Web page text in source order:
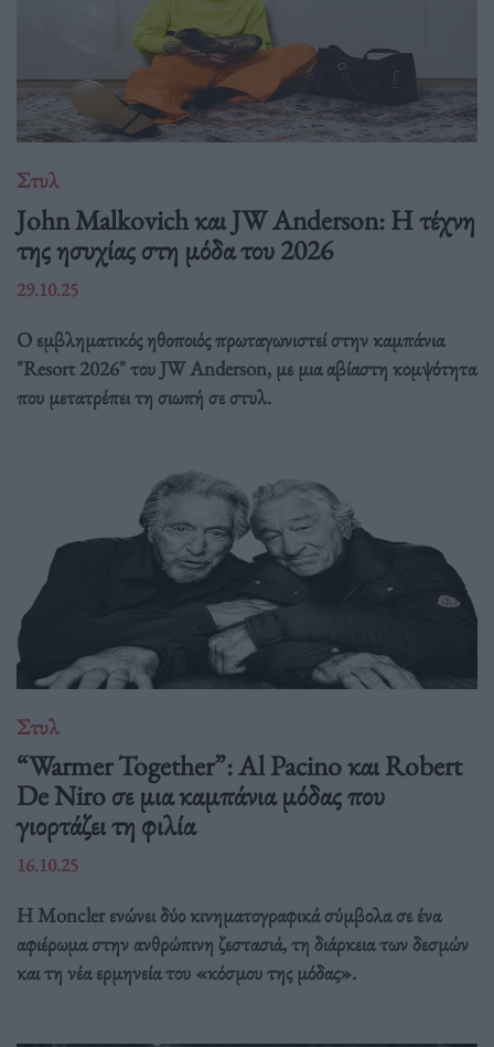
Στυλ
John Malkovich και JW Anderson: Η τέχνη
της ησυχίας στη μόδα του 2026
29.10.25
Ο εμβληματικός ηθοποιός πρωταγωνιστεί στην καμπάνια
"Resort 2026" του JW Anderson, με μια αβίαστη κομψότητα
που μετατρέπει τη σιωπή σε στυλ.
Στυλ
“Warmer Together”: Al Pacino και Robert
De Niro σε μια καμπάνια μόδας που
γιορτάζει τη φιλία
16.10.25
Η Moncler ενώνει δύο κινηματογραφικά σύμβολα σε ένα
αφιέρωμα στην ανθρώπινη ζεστασιά, τη διάρκεια των δεσμών
και τη νέα ερμηνεία του «κόσμου της μόδας».